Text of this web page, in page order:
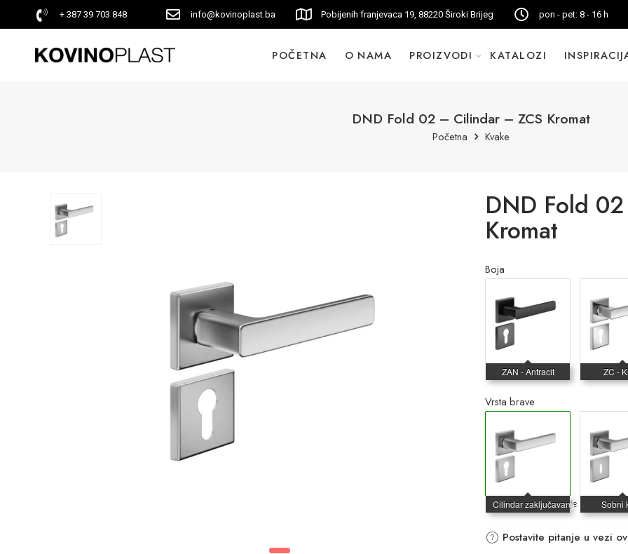
+ 387 39 703 848 info@kovinoplast.ba Pobijenih franjevaca 19, 88220 Široki Brijeg pon - pet: 8 - 16 h
POČETNA O NAMA PROIZVODI KATALOZI
DND Fold 02 – Cilindar – ZCS Kromat
Početna Kvake
DND Fold
Kromat
Boja
Vrsta brave
Postavite pitanje u vezi